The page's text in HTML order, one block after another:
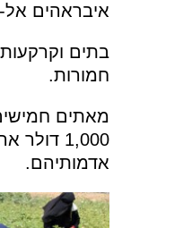
איבראהים אל-אסטאל, בן 23, עובד
בתים
חמורות.
1,000
אדמותיהם.